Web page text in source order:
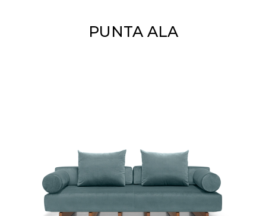
PUNTA ALA